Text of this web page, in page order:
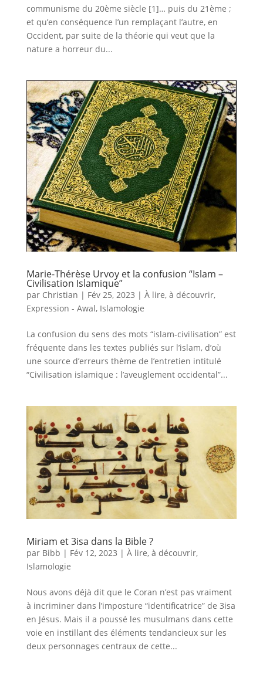
communisme du 20ème siècle [1]… puis du 21ème ;
et qu’en conséquence l’un remplaçant l’autre, en
Occident, par suite de la théorie qui veut que la
nature a horreur du...
Marie-Thérèse Urvoy et la confusion “Islam –
Civilisation Islamique”
par Christian | Fév 25, 2023 | À lire, à découvrir,
Expression - Awal, Islamologie
La confusion du sens des mots “islam-civilisation” est
fréquente dans les textes publiés sur l’islam, d’où
une source d’erreurs thème de l’entretien intitulé
“Civilisation islamique : l’aveuglement occidental”...
Miriam et 3isa dans la Bible ?
par Bibb | Fév 12, 2023 | À lire, à découvrir,
Islamologie
Nous avons déjà dit que le Coran n’est pas vraiment
à incriminer dans l’imposture “identificatrice” de 3isa
en Jésus. Mais il a poussé les musulmans dans cette
voie en instillant des éléments tendancieux sur les
deux personnages centraux de cette...